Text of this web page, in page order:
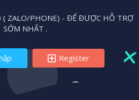
( ZALO/PHONE) - ĐỂ ĐƯỢC HỖ TRỢ
SỚM NHẤT .
Register